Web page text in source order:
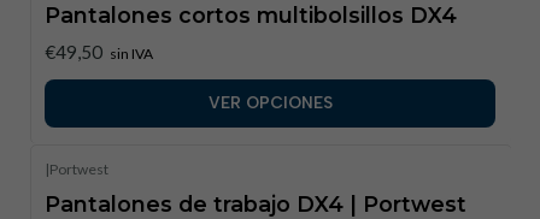
Pantalones cortos multibolsillos DX4
€49,50 sin IVA
VER OPCIONES
|Portwest
Pantalones de trabajo DX4 | Portwest